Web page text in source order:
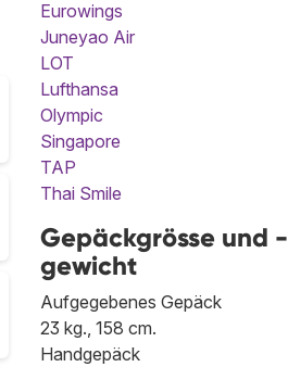
Eurowings
Juneyao Air
LOT
Lufthansa
Olympic
Singapore
TAP
Thai Smile
Gepäckgrösse und -
gewicht
Aufgegebenes Gepäck
23 kg., 158 cm.
Handgepäck